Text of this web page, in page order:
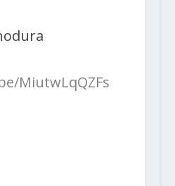
MiutwLqQZFs